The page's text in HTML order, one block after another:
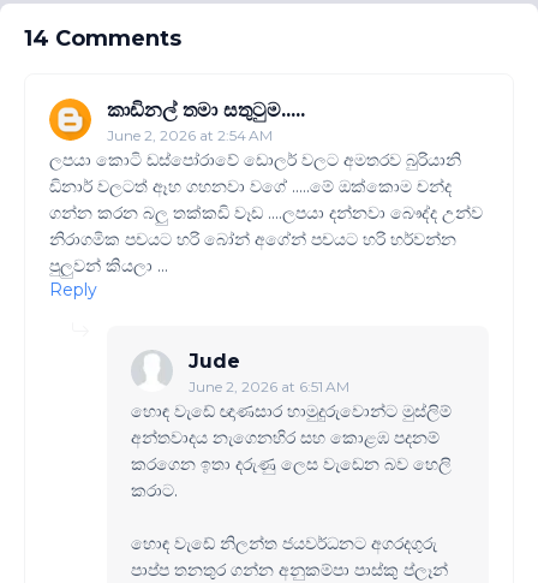
14 Comments
කාඩිනල් තමා සතුටුම.....
June 2, 2026 at 2:54 AM
ලපයා කොටි ඩස්පෝරාවේ ඩොලර් වලට අමතරව බුරියානි
ඩිනාර් වලටත් ඈහ ගහනවා වගේ .....මේ ඔක්කොම චන්ද
ගන්න කරන බලු තක්කඩි වෑඩ ....ලපයා දන්නවා බෞද්ද උන්ව
නිරාගමික පචයට හරි බෝන් අගේන් පචයට හරි හර්වන්න
පුලුවන් කියලා ...
Reply
Jude
June 2, 2026 at 6:51 AM
හොඳ වැඩේ ඥාණසාර හාමුදුරුවොන්ට මුස්ලිම්
අන්තවාදය නැගෙනහිර සහ කොළඹ පදනම්
කරගෙන ඉතා දරුණු ලෙස වැඩෙන බව හෙලි
කරාට.
හොඳ වැඩේ නිලන්ත ජයවර්ධනට අගරදගුරු
පාප්ප තනතුර ගන්න අනුකම්පා පාස්කු ප්ලෑන්